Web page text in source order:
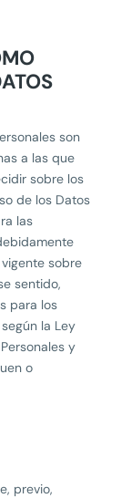
son
a las que
sobre los
de los Datos
las
sobre
sentido,
para los
la Ley
y
o
previo,